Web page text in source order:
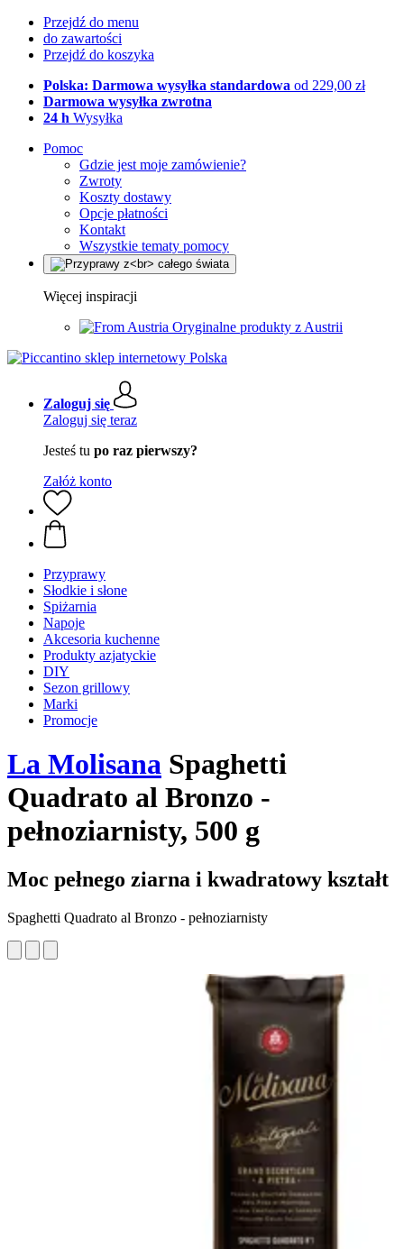
Przejdź do menu
do zawartości
Przejdź do koszyka
Polska: Darmowa wysyłka standardowa od 229,00 zł
Darmowa wysyłka zwrotna
24 h Wysyłka
Pomoc
Gdzie jest moje zamówienie?
Zwroty
Koszty dostawy
Opcje płatności
Kontakt
Wszystkie tematy pomocy
Więcej inspiracji
Oryginalne produkty z Austrii
Zaloguj się
Zaloguj się teraz
Jesteś tu po raz pierwszy?
Załóż konto
Przyprawy
Słodkie i słone
Spiżarnia
Napoje
Akcesoria kuchenne
Produkty azjatyckie
DIY
Sezon grillowy
Marki
Promocje
La Molisana Spaghetti
Quadrato al Bronzo -
pełnoziarnisty, 500 g
Moc pełnego ziarna i kwadratowy kształt
Spaghetti Quadrato al Bronzo - pełnoziarnisty